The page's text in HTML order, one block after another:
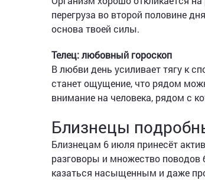
перегруза во второй половине
основа твоей силы.
Телец: любовный гороскоп
В любви день усиливает тягу к
станет ощущение, что рядом
внимание на человека, рядом с
Близнецы
Близнецам 6 июля принесёт
разговоры и множество поводов
казаться насыщенным и даже